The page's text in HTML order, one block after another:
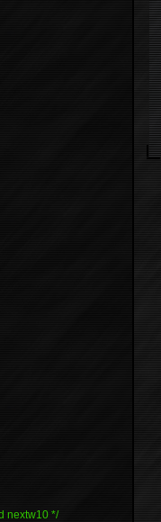
nextw10 */